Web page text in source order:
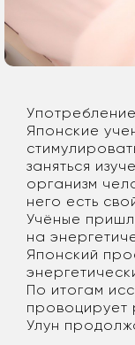
Японские
заняться
организм
него есть
Учёные
на
Японский
По итогам
провоцирует
Улун